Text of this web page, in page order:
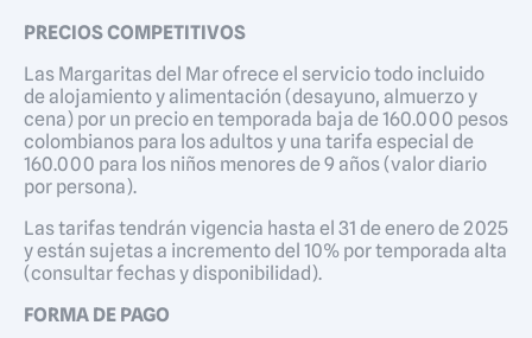
PRECIOS COMPETITIVOS
Las Margaritas del Mar ofrece el servicio todo incluido
de alojamiento y alimentación (desayuno, almuerzo y
cena) por un precio en temporada baja de 160.000 pesos
colombianos para los adultos y una tarifa especial de
160.000 para los niños menores de 9 años (valor diario
por persona).
Las tarifas tendrán vigencia hasta el 31 de enero de 2025
y están sujetas a incremento del 10% por temporada alta
(consultar fechas y disponibilidad).
FORMA DE PAGO